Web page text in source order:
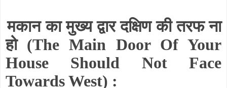
मकान का मुख्य द्वार दक्षिण की तरफ ना
हो(The Main Door Of Your
House Should Not Face
Towards West) :